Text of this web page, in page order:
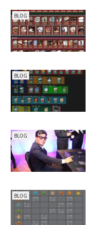
BLOG
BLOG
BLOG
BLOG